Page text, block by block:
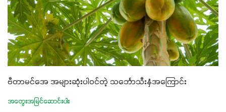
ဗီတာမင်အေ အများဆုံးပါဝင်တဲ့ သင်္ဘောသီးနှံအကြောင်း
အတွေးအမြင်ဆောင်းပါး